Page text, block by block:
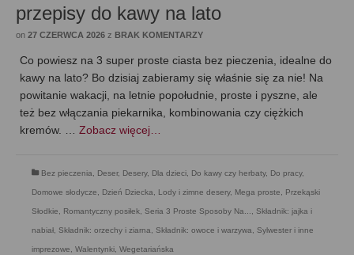
przepisy do kawy na lato
on 27 CZERWCA 2026 z BRAK KOMENTARZY
Co powiesz na 3 super proste ciasta bez pieczenia, idealne do
kawy na lato? Bo dzisiaj zabieramy się właśnie się za nie! Na
powitanie wakacji, na letnie popołudnie, proste i pyszne, ale
też bez włączania piekarnika, kombinowania czy ciężkich
kremów. … Zobacz więcej…
Bez pieczenia, Deser, Desery, Dla dzieci, Do kawy czy herbaty, Do pracy,
Domowe słodycze, Dzień Dziecka, Lody i zimne desery, Mega proste, Przekąski
Słodkie, Romantyczny posiłek, Seria 3 Proste Sposoby Na..., Składnik: jajka i
nabiał, Składnik: orzechy i ziarna, Składnik: owoce i warzywa, Sylwester i inne
imprezowe, Walentynki, Wegetariańska